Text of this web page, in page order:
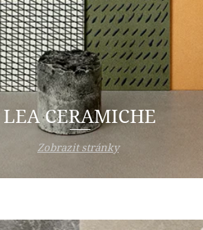
LEA CERAMICHE
Zobrazit stránky